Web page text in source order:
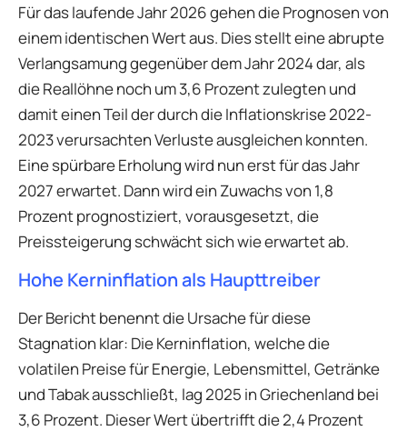
Für das laufende Jahr 2026 gehen die Prognosen von
einem identischen Wert aus. Dies stellt eine abrupte
Verlangsamung gegenüber dem Jahr 2024 dar, als
die Reallöhne noch um 3,6 Prozent zulegten und
damit einen Teil der durch die Inflationskrise 2022-
2023 verursachten Verluste ausgleichen konnten.
Eine spürbare Erholung wird nun erst für das Jahr
2027 erwartet. Dann wird ein Zuwachs von 1,8
Prozent prognostiziert, vorausgesetzt, die
Preissteigerung schwächt sich wie erwartet ab.
Hohe Kerninflation als Haupttreiber
Der Bericht benennt die Ursache für diese
Stagnation klar: Die Kerninflation, welche die
volatilen Preise für Energie, Lebensmittel, Getränke
und Tabak ausschließt, lag 2025 in Griechenland bei
3,6 Prozent. Dieser Wert übertrifft die 2,4 Prozent